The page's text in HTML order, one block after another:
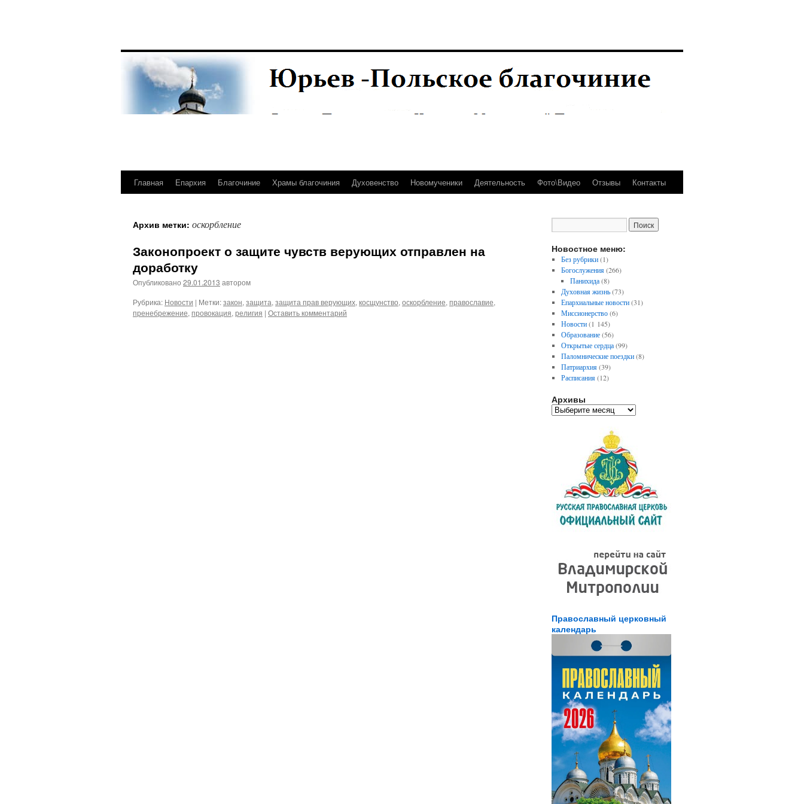
Перейти
содержимому
Главная Епархия Благочиние Храмы благочиния Духовенство Новомученики Деятельность Фото\Видео Отзывы Контакты
Архив метки: оскорбление
Законопроект о защите чувств верующих отправлен на
доработку
Опубликовано 29.01.2013 автором
Рубрика: Новости | Метки:закон, защита, защита прав верующих, косщунство, оскорбление, православие,
пренебрежение, провокация, религия | Оставить комментарий
Новостное меню:
Без рубрики(1)
Богослужения(266)
Панихида(8)
Духовная жизнь(73)
Епархиальные новости(31)
Миссионерство(6)
Новости(1 145)
Образование(56)
Открытые сердца(99)
Паломнические поездки(8)
Патриархия(39)
Расписания(12)
Архивы
А
Православный церковный
календарь